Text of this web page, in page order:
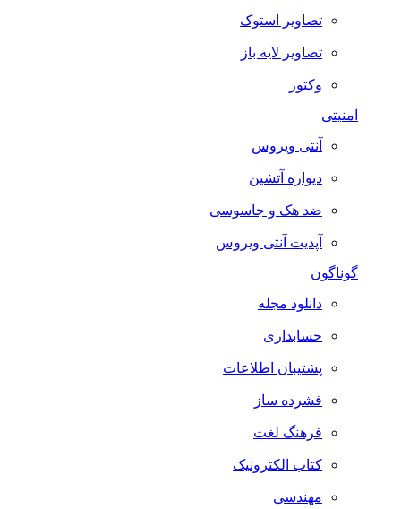
تصاویر استوک
تصاویر لایه باز
وکتور
آنتی ویروس
دیواره آتشین
ضد هک و جاسوسی
آپدیت آنتی ویروس
گوناگون
دانلود مجله
حسابداری
پشتیبان اطلاعات
فشرده ساز
فرهنگ لغت
کتاب الکترونیک
مهندسی